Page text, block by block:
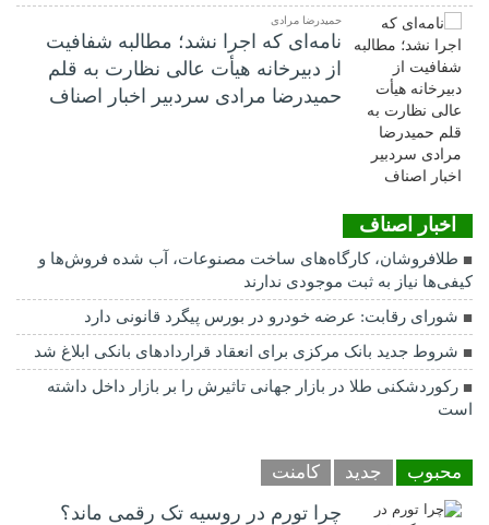
حمیدرضا مرادی
نامه‌ای که اجرا نشد؛ مطالبه شفافیت
از دبیرخانه هیأت عالی نظارت به قلم
حمیدرضا مرادی سردبیر اخبار اصناف
اخبار اصناف
طلافروشان، کارگاه‌های ساخت مصنوعات، آب شده فروش‌ها و
کیفی‌ها نیاز به ثبت موجودی ندارند
شورای رقابت: عرضه خودرو در بورس پیگرد قانونی دارد
شروط جدید بانک مرکزی برای انعقاد قراردادهای بانکی ابلاغ شد
رکوردشکنی طلا در بازار جهانی تاثیرش را بر بازار داخل داشته
است
محبوب جدید کامنت
چرا تورم در روسیه تک رقمی ماند؟